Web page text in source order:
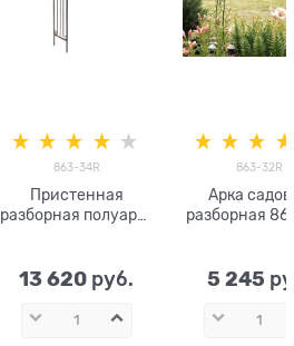
863-34R
Пристенная
разборная полуарка
13 620 руб.
863-32R
Арка
разборная
5 245